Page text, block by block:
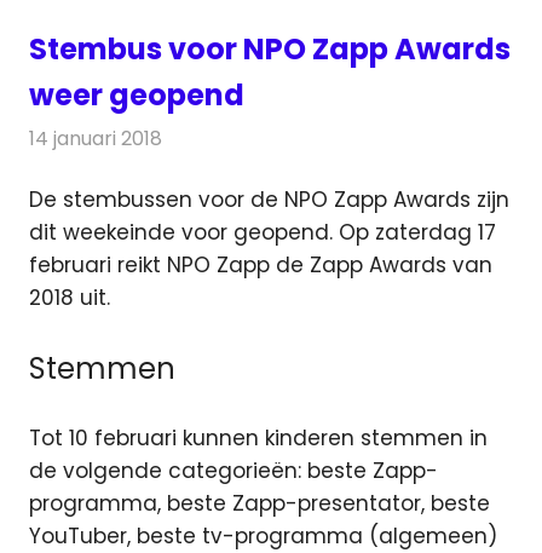
Stembus voor NPO Zapp Awards
weer geopend
14 januari 2018
De stembussen voor de NPO Zapp Awards zijn
dit weekeinde voor geopend. Op zaterdag 17
februari reikt NPO Zapp de Zapp Awards van
2018 uit.
Stemmen
Tot 10 februari kunnen kinderen stemmen in
de volgende categorieën: beste Zapp-
programma, beste Zapp-presentator, beste
YouTuber, beste tv-programma (algemeen)